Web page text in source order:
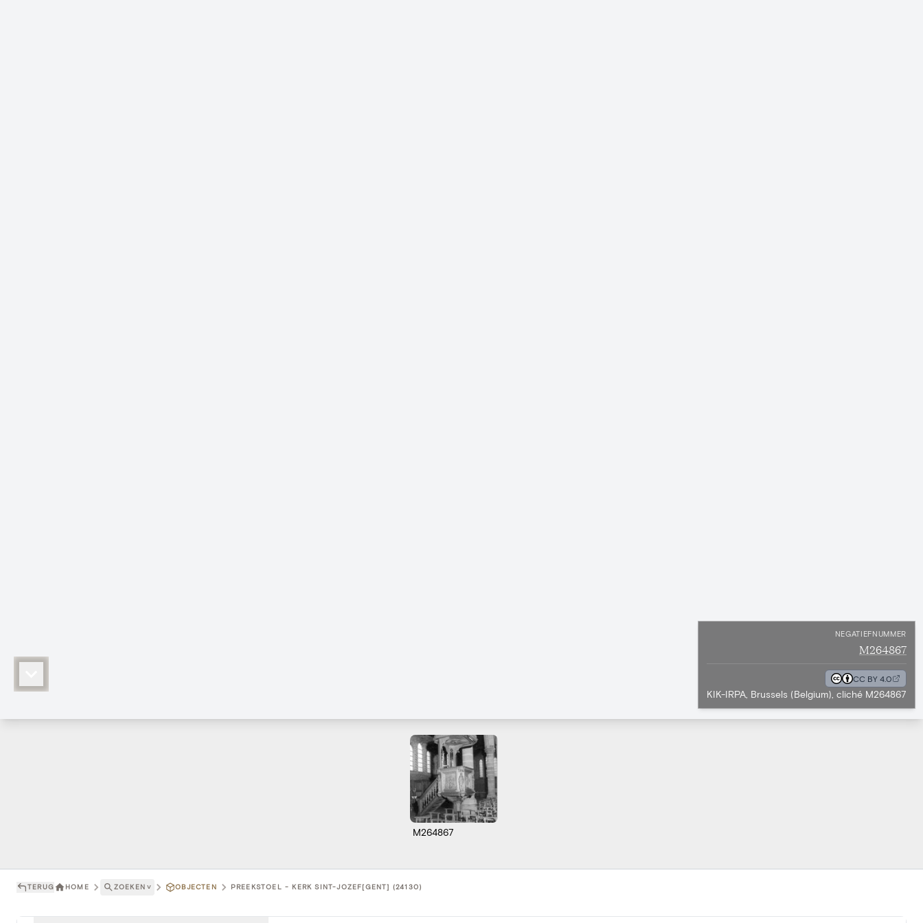
NEGATIEFNUMMER
M264867
CC BY 4.0
KIK-IRPA, Brussels (Belgium), cliché M264867
M264867
TERUG HOME ZOEKEN ˅ OBJECTEN PREEKSTOEL - KERK SINT-JOZEF[GENT] (24130)